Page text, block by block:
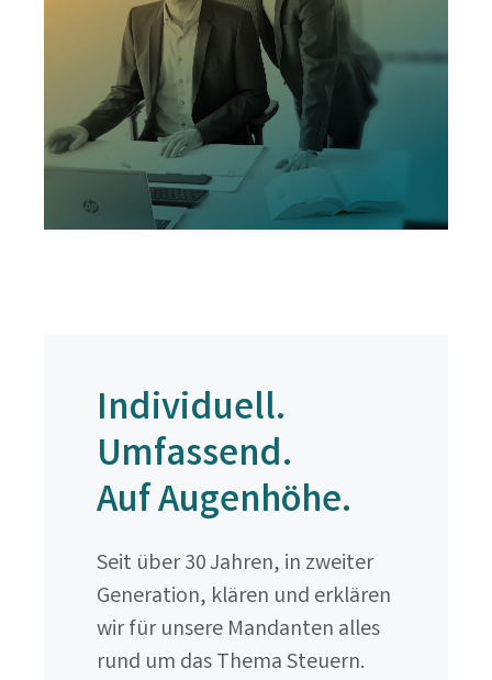
Individuell.
Umfassend.
Auf Augenhöhe.
Seit über 30 Jahren, in zweiter
Generation, klären und erklären
wir für unsere Mandanten alles
rund um das Thema Steuern.